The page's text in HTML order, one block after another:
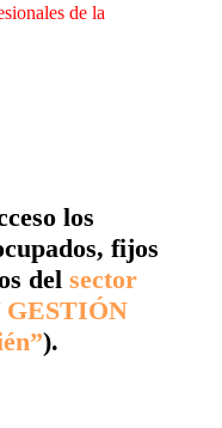
de la
los
fijos
del sector
).